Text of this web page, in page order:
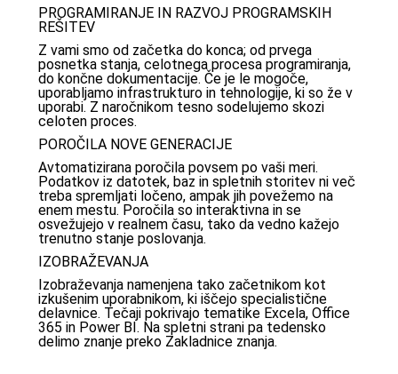
PROGRAMIRANJE IN RAZVOJ PROGRAMSKIH
REŠITEV
Z vami smo od začetka do konca; od prvega
posnetka stanja, celotnega procesa programiranja,
do končne dokumentacije. Če je le mogoče,
uporabljamo infrastrukturo in tehnologije, ki so že v
uporabi. Z naročnikom tesno sodelujemo skozi
celoten proces.
POROČILA NOVE GENERACIJE
Avtomatizirana poročila povsem po vaši meri.
Podatkov iz datotek, baz in spletnih storitev ni več
treba spremljati ločeno, ampak jih povežemo na
enem mestu. Poročila so interaktivna in se
osvežujejo v realnem času, tako da vedno kažejo
trenutno stanje poslovanja.
IZOBRAŽEVANJA
Izobraževanja namenjena tako začetnikom kot
izkušenim uporabnikom, ki iščejo specialistične
delavnice. Tečaji pokrivajo tematike Excela, Office
365 in Power BI. Na spletni strani pa tedensko
delimo znanje preko Zakladnice znanja.